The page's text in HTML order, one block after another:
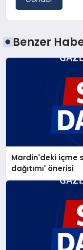
Benzer
Mardin'deki içme
dağıtımı' önerisi